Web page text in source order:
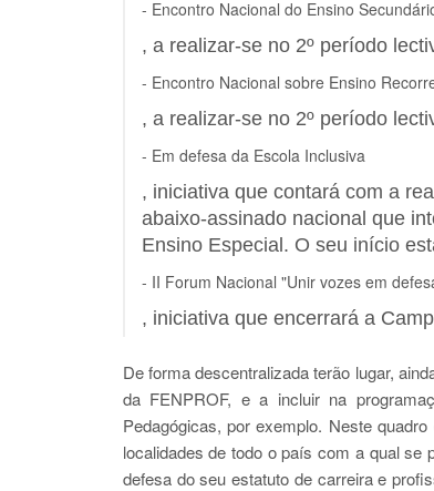
- Encontro Nacional do Ensino
, a realizar-se no 2º período
- Encontro Nacional sobre Ensino
, a realizar-se no 2º período
- Em defesa da Escola Inclusiva
, iniciativa que contará com a
abaixo-assinado nacional que
Ensino Especial. O seu início
- II Forum Nacional "Unir vozes em
, iniciativa que encerrará a
De forma descentralizada terão lugar,
da FENPROF, e a incluir na
Pedagógicas, por exemplo. Neste
localidades de todo o país com a qual se
defesa do seu estatuto de carreira e